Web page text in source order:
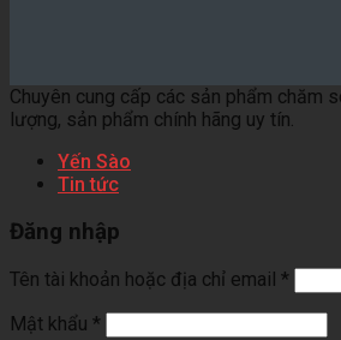
Chuyên cung cấp các sản phẩm chăm
lượng, sản phẩm chính hãng uy tín.
Yến Sào
Tin tức
Đăng nhập
Tên tài khoản hoặc địa chỉ email *
Mật khẩu *